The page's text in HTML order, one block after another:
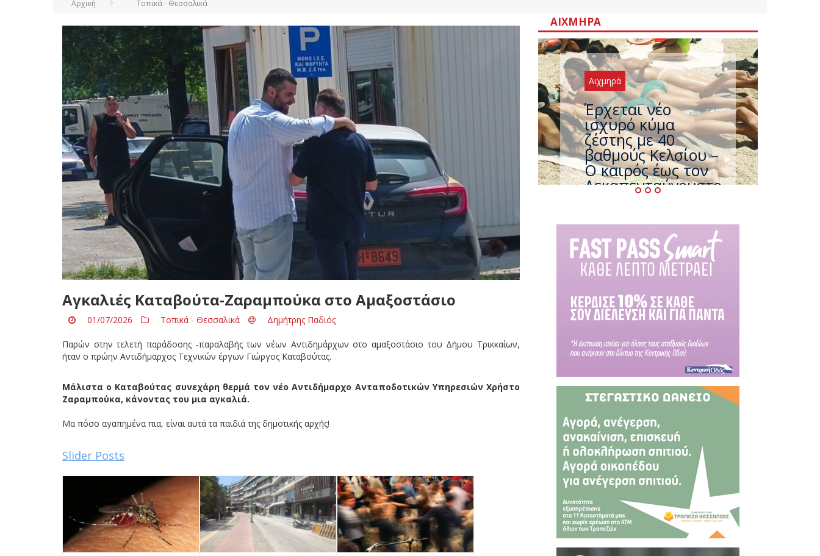
Αρχική Τοπικά - Θεσσαλικά
Αγκαλιές Καταβούτα-Ζαραμπούκα στο Αμαξοστάσιο
01/07/2026 Τοπικά - Θεσσαλικά Δημήτρης Παδιός
Παρών στην τελετή παράδοσης -παραλαβής των νέων Αντιδημάρχων στο αμαξοστάσιο του Δήμου Τρικκαίων,
ήταν ο πρώην Αντιδήμαρχος Τεχνικών έργων Γιώργος Καταβούτας.
Μάλιστα ο Καταβούτας συνεχάρη θερμά τον νέο Αντιδήμαρχο Ανταποδοτικών Υπηρεσιών Χρήστο
Ζαραμπούκα, κάνοντας του μια αγκαλιά.
Μα πόσο αγαπημένα πια, είναι αυτά τα παιδιά της δημοτικής αρχής!
Slider Posts
ΑΙΧΜΗΡΆ
Αιχμηρά
Άφαντος ο
Τσίπρας… την ώρα
που η χώρα
καίγεται